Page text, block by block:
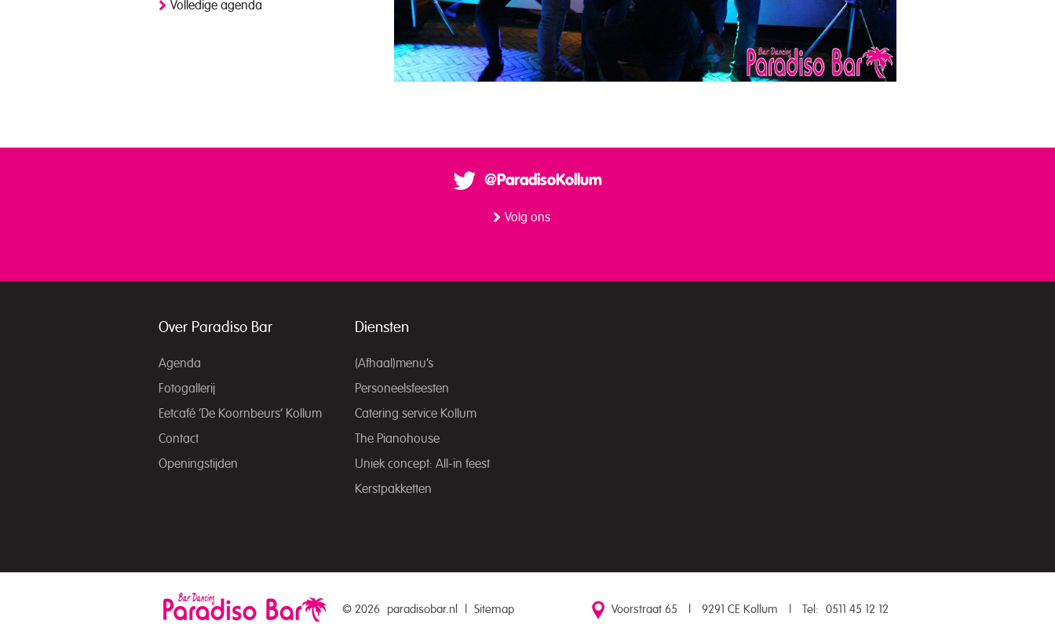
Volledige agenda
@ParadisoKollum
Volg ons
Over Paradiso Bar
Agenda
Fotogallerij
Eetcafé ‘De Koornbeurs’ Kollum
Contact
Openingstijden
Diensten
(Afhaal)menu’s
Personeelsfeesten
Catering service Kollum
The Pianohouse
Uniek concept: All-in feest
Kerstpakketten
© 2026 paradisobar.nl Sitemap Voorstraat 65 9291 CE Kollum Tel: 0511 45 12 12